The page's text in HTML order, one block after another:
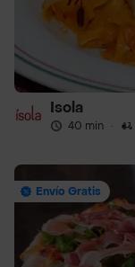
Isola
40 min ·
Envío Gratis